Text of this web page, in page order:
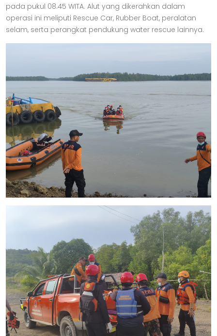
pada pukul 08.45 WITA. Alut yang dikerahkan dalam
operasi ini meliputi Rescue Car, Rubber Boat, peralatan
selam, serta perangkat pendukung water rescue lainnya.